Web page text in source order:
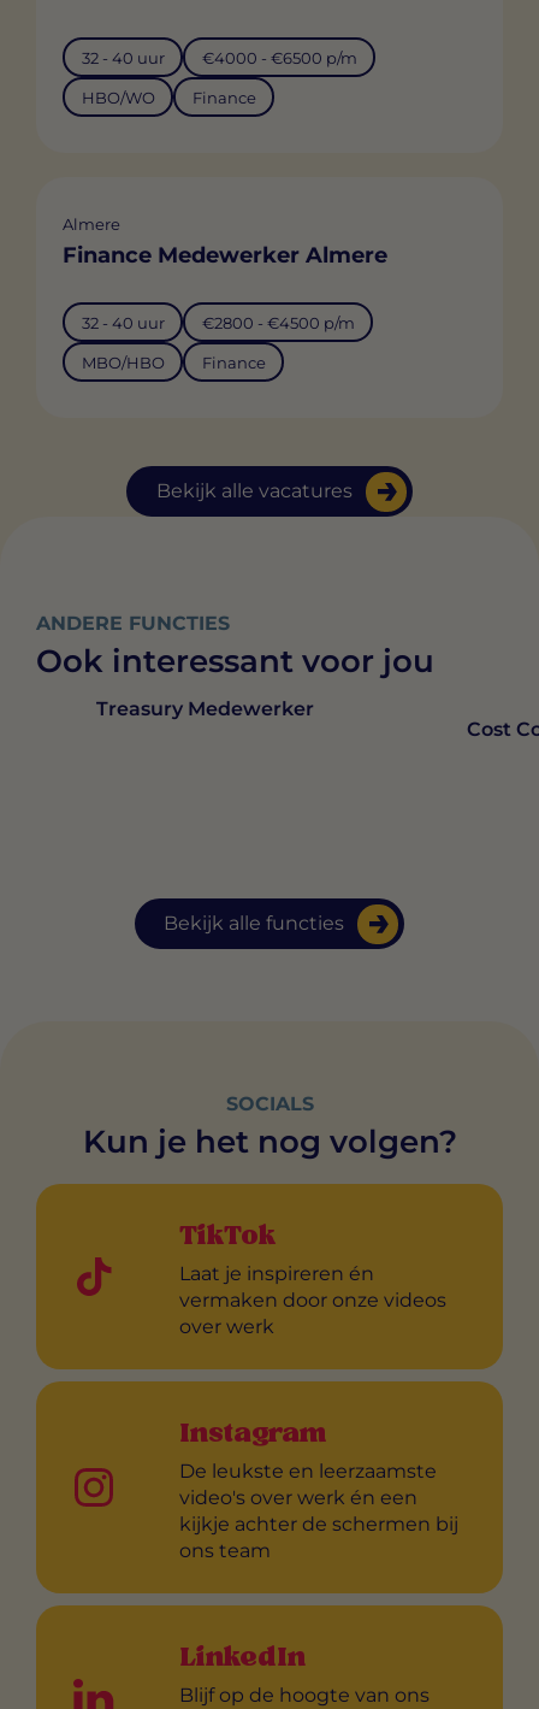
Bekijk alle vacatures
32 - 40 uur €4000 - €6500 p/m
HBO/WO Finance
Almere
Finance Medewerker Almere
32 - 40 uur €2800 - €4500 p/m
MBO/HBO Finance
ANDERE FUNCTIES
Ook interessant voor jou
Bekijk alle functies
Treasury Medewerker
Cost
SOCIALS
Kun je het nog volgen?
TikTok
Laat je inspireren én
vermaken door onze videos
over werk
Instagram
De leukste en leerzaamste
video's over werk én een
kijkje achter de schermen bij
ons team
LinkedIn
Blijf op de hoogte van ons